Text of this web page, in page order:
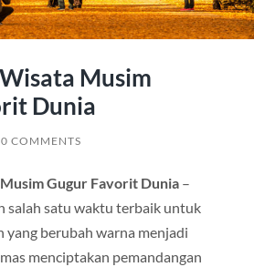
Musim
Dunia
0 COMMENTS
Gugur Favorit Dunia–
salah satu waktu terbaik untuk
yang berubah warna menjadi
menciptakan pemandangan